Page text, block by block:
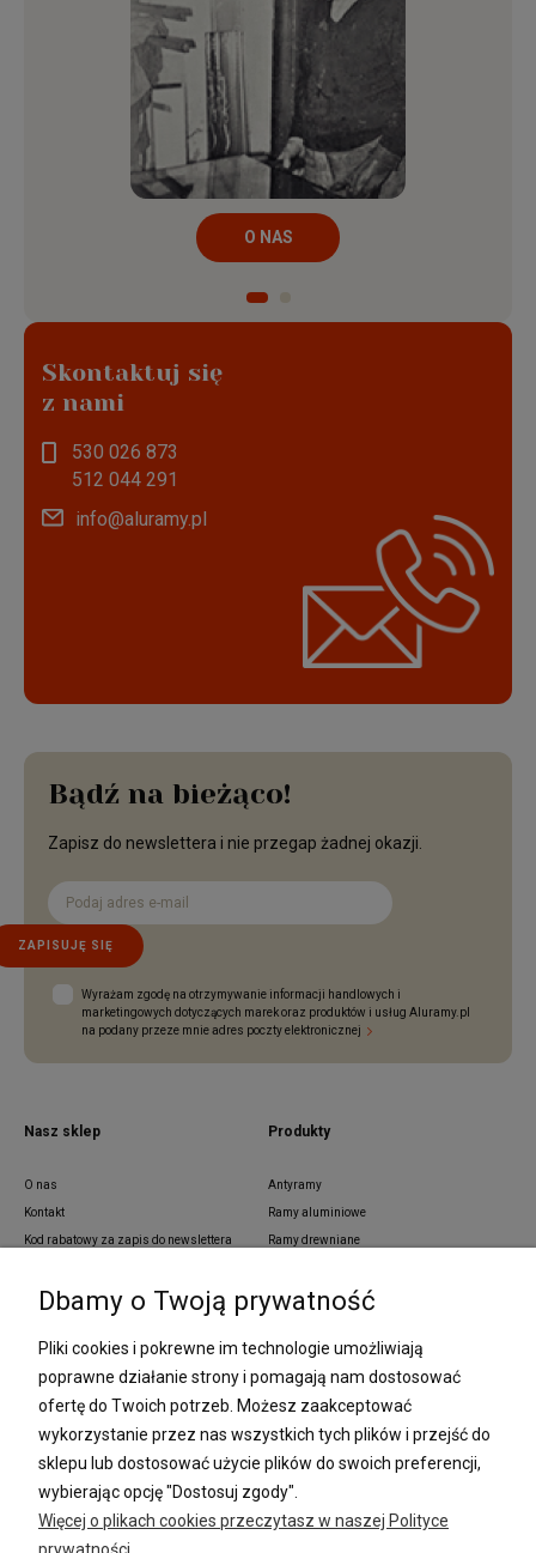
O NAS
Skontaktuj się
z nami
530 026 873
512 044 291
info@aluramy.pl
Bądź na bieżąco!
Zapisz do newslettera i nie przegap żadnej okazji.
ZAPISUJĘ SIĘ
Wyrażam zgodę na otrzymywanie informacji handlowych i
marketingowych dotyczących marek oraz produktów i usług Aluramy.pl
na podany przeze mnie adres poczty elektronicznej
Nasz sklep
O nas
Kontakt
Kod rabatowy za zapis do newslettera
Zamówienia indywidualne
Polityka prywatności
Produkty
Antyramy
Ramy aluminiowe
Ramy drewniane
Ramy z tworzywa sztucznego
Passe partout
Lustra i ramy na wymiar
Oprawa dyplomów
Oprawa plakatów
Oprawa puzzli
Ramki na zdjęcia
Dbamy o Twoją prywatność
Pliki cookies i pokrewne im technologie umożliwiają
poprawne działanie strony i pomagają nam dostosować
ofertę do Twoich potrzeb. Możesz zaakceptować
wykorzystanie przez nas wszystkich tych plików i przejść do
sklepu lub dostosować użycie plików do swoich preferencji,
wybierając opcję "Dostosuj zgody".
Więcej o plikach cookies przeczytasz w naszej Polityce